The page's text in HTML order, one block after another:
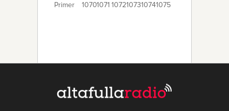
Primer 10701071 1072107310741075
10841085108610871088 Últim